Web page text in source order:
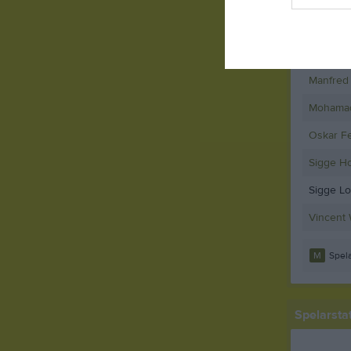
Oskar
Sigge
Sigge
Vincent
M